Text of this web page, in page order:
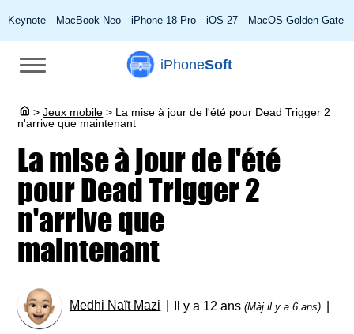
Keynote MacBook Neo iPhone 18 Pro iOS 27 MacOS Golden Gate
iPhoneSoft
> Jeux mobile > La mise à jour de l'été pour Dead Trigger 2
n'arrive que maintenant
La mise à jour de l'été
pour Dead Trigger 2
n'arrive que
maintenant
Medhi Naït Mazi Il y a 12 ans(Màj il y a 6 ans)